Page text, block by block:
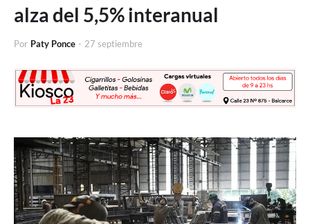
alza del 5,5% interanual
Por Paty Ponce - 27 septiembre